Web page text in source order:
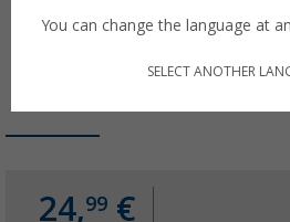
24,99 €
You can change the language at
SELECT ANOTHER